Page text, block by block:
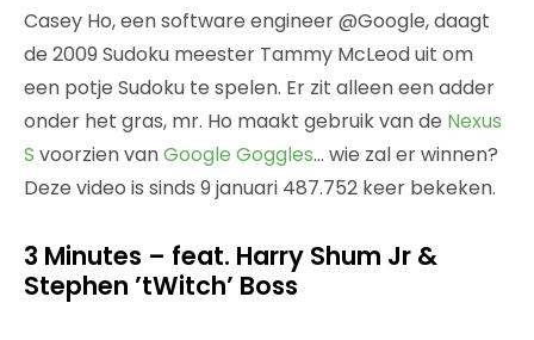
Casey Ho, een software engineer @Google, daagt
de 2009 Sudoku meester Tammy McLeod uit om
een potje Sudoku te spelen. Er zit alleen een adder
onder het gras, mr. Ho maakt gebruik van de Nexus
S voorzien vanGoogle Goggles… wie zal er winnen?
Deze video is sinds 9 januari 487.752 keer bekeken.
3 Minutes – feat. Harry Shum Jr &
Stephen ’tWitch’ Boss